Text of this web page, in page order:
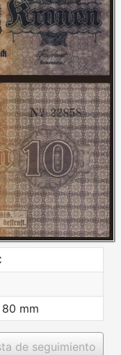
80 mm
de seguimiento